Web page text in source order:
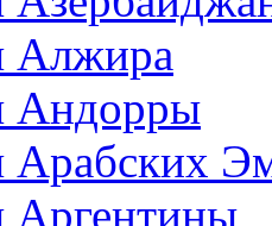
Алжира
Андорры